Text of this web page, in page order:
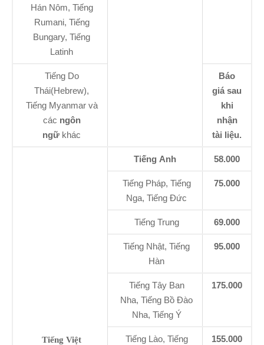
Hán Nôm, Tiếng
Rumani, Tiếng
Bungary, Tiếng
Latinh
Tiếng Do
Thái(Hebrew),
Tiếng Myanmar và
các ngôn
ngữ khác
Báo
giá sau
khi
nhận
tài liệu.
Tiếng Việt
Tiếng Anh 58.000
Tiếng Pháp, Tiếng
Nga, Tiếng Đức
75.000
Tiếng Trung 69.000
Tiếng Nhật, Tiếng
Hàn
95.000
Tiếng Tây Ban
Nha, Tiếng Bồ Đào
Nha, Tiếng Ý
175.000
Tiếng Lào, Tiếng
155.000